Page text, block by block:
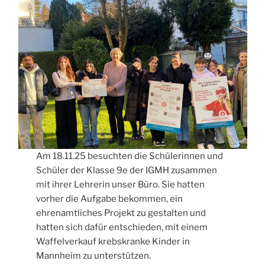
Am 18.11.25 besuchten die Schülerinnen und
Schüler der Klasse 9e der IGMH zusammen
mit ihrer Lehrerin unser Büro. Sie hatten
vorher die Aufgabe bekommen, ein
ehrenamtliches Projekt zu gestalten und
hatten sich dafür entschieden, mit einem
Waffelverkauf krebskranke Kinder in
Mannheim zu unterstützen.